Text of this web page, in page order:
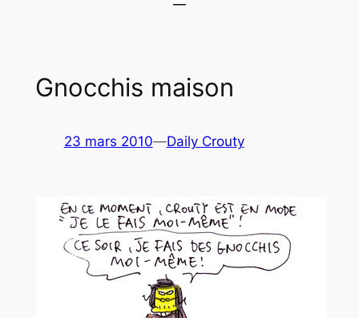
Gnocchis maison
23 mars 2010—Daily Crouty